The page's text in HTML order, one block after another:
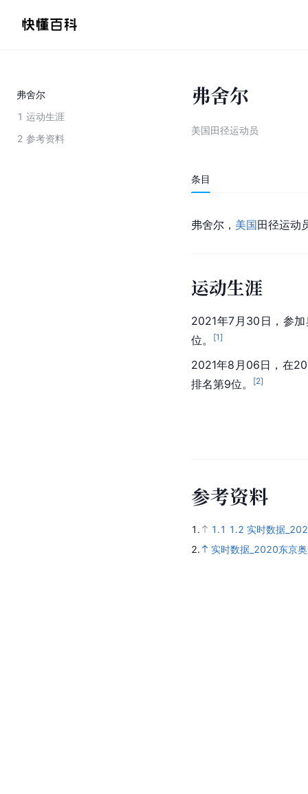
弗舍尔
1 运动生涯
2 参考资料
弗舍尔
美国田径运动员
条目
弗舍尔， 美国田径运动
运动生涯
2021年7月30日，参
位。
[1]
2021年8月06日，在
排名第9位。
[2]
参考资料
1. 1.1 1.2 实时数据
2.
实时数据_2020东京